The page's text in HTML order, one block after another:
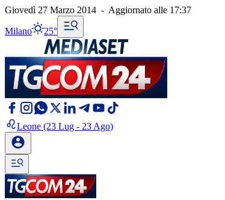
Giovedì 27 Marzo 2014 - Aggiornato alle 17:37
Milano 25°
Leone (23 Lug - 23 Ago)